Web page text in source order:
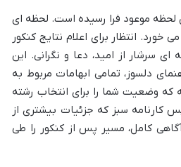
لحظه موعود فرا رسیده است. لحظه ای
انتظار برای اعلام نتایج کنکور
سرشار از امید، دعا و نگرانی. این
دلسوز، تمامی ابهامات مربوط به
که وضعیت شما را برای انتخاب رشته
کارنامه سبز که جزئیات بیشتری از
کامل، مسیر پس از کنکور را طی